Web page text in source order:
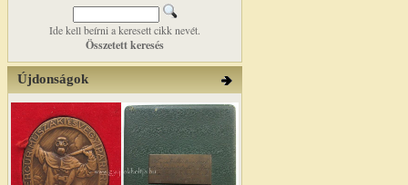
Ide kell beírni a keresett cikk nevét.
Összetett keresés
Újdonságok